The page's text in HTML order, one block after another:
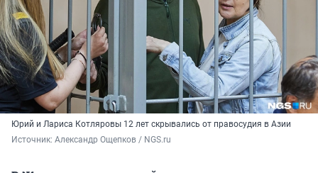
Юрий и Лариса Котляровы 12 лет скрывались от правосудия в Азии
Источник: Александр Ощепков / NGS.ru